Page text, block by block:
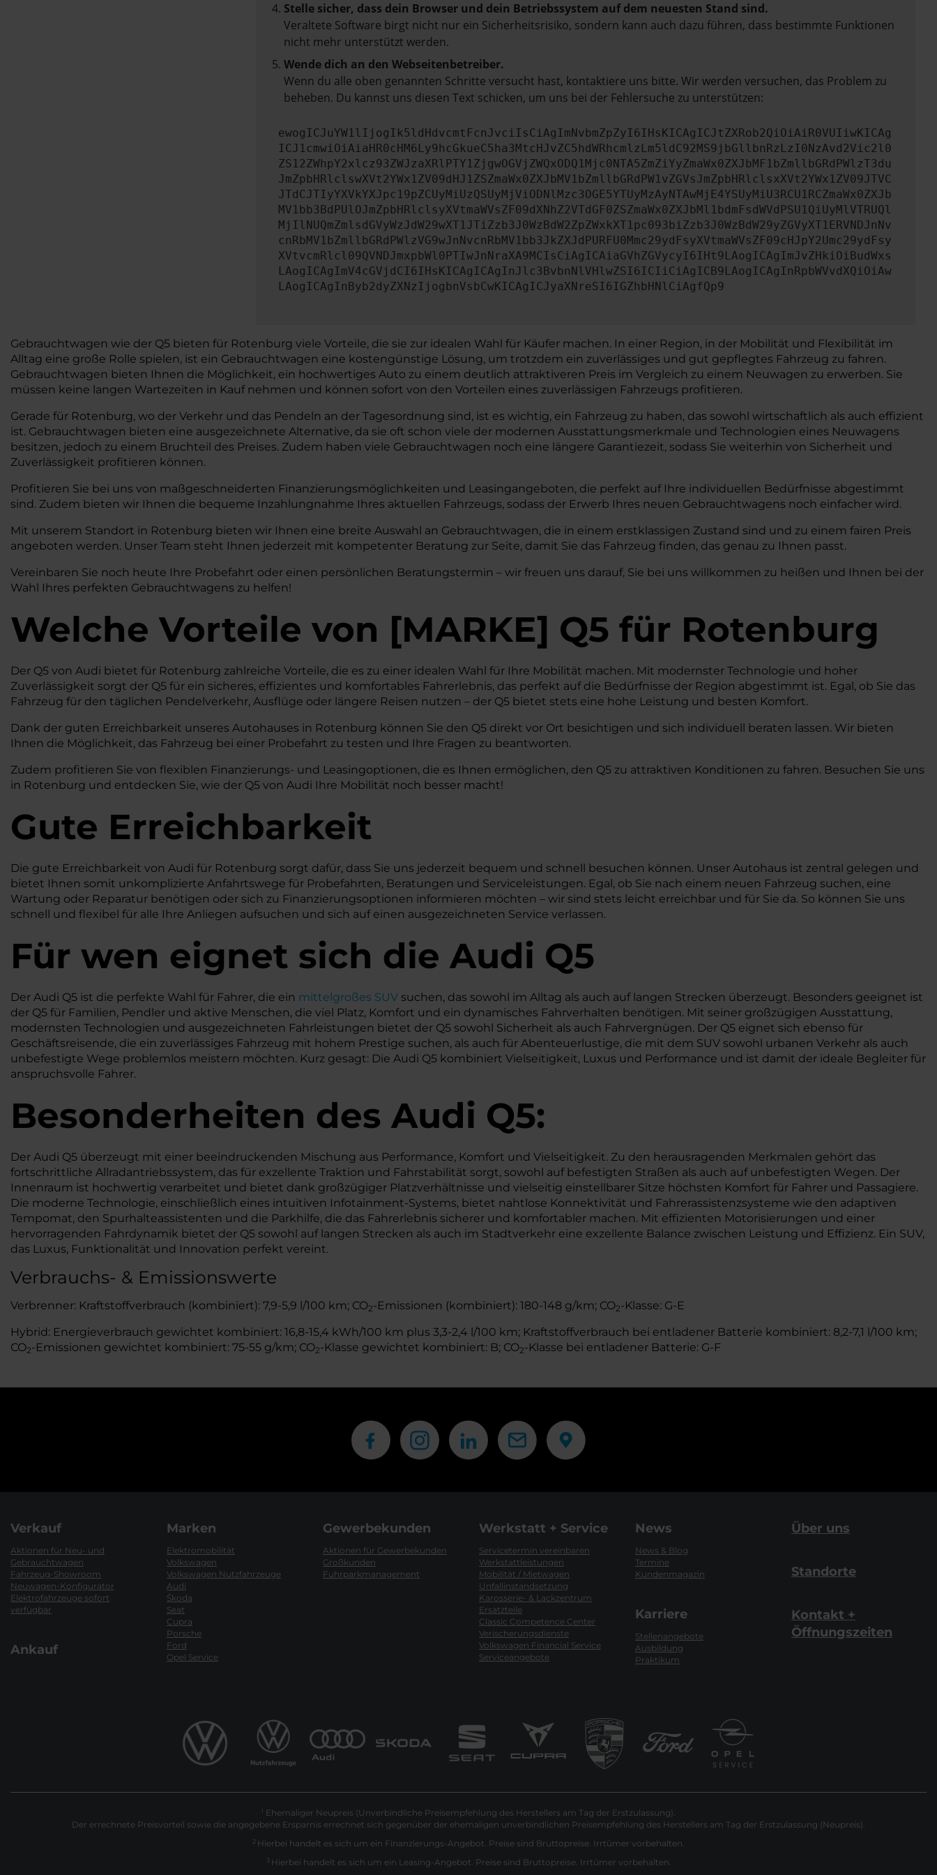
Stelle sicher, dass dein Browser und dein Betriebssystem auf dem neuesten Stand sind.
Veraltete Software birgt nicht nur ein Sicherheitsrisiko, sondern kann auch dazu führen, dass bestimmte Funktionen
nicht mehr unterstützt werden.
Wende dich an den Webseitenbetreiber.
Wenn du alle oben genannten Schritte versucht hast, kontaktiere uns bitte. Wir werden versuchen, das Problem zu
beheben. Du kannst uns diesen Text schicken, um uns bei der Fehlersuche zu unterstützen:
ewogICJuYW1lIjogIk5ldHdvcmtFcnJvciIsCiAgImNvbmZpZyI6IHsKICAgICJtZXRob2QiOiAiR0VUIiwKICAg
ICJ1cmwiOiAiaHR0cHM6Ly9hcGkueC5ha3MtcHJvZC5hdWRhcmlzLm5ldC92MS9jbGllbnRzLzI0NzAvd2Vic2l0
ZS12ZWhpY2xlcz93ZWJzaXRlPTY1ZjgwOGVjZWQxODQ1Mjc0NTA5ZmZiYyZmaWx0ZXJbMF1bZmllbGRdPWlzT3du
JmZpbHRlclswXVt2YWx1ZV09dHJ1ZSZmaWx0ZXJbMV1bZmllbGRdPW1vZGVsJmZpbHRlclsxXVt2YWx1ZV09JTVC
JTdCJTIyYXVkYXJpc19pZCUyMiUzQSUyMjViODNlMzc3OGE5YTUyMzAyNTAwMjE4YSUyMiU3RCU1RCZmaWx0ZXJb
MV1bb3BdPUlOJmZpbHRlclsyXVtmaWVsZF09dXNhZ2VTdGF0ZSZmaWx0ZXJbMl1bdmFsdWVdPSU1QiUyMlVTRUQl
MjIlNUQmZmlsdGVyWzJdW29wXT1JTiZzb3J0WzBdW2ZpZWxkXT1pc093biZzb3J0WzBdW29yZGVyXT1ERVNDJnNv
cnRbMV1bZmllbGRdPWlzVG9wJnNvcnRbMV1bb3JkZXJdPURFU0Mmc29ydFsyXVtmaWVsZF09cHJpY2Umc29ydFsy
XVtvcmRlcl09QVNDJmxpbWl0PTIwJnNraXA9MCIsCiAgICAiaGVhZGVycyI6IHt9LAogICAgImJvZHkiOiBudWxs
LAogICAgImV4cGVjdCI6IHsKICAgICAgInJlc3BvbnNlVHlwZSI6ICIiCiAgICB9LAogICAgInRpbWVvdXQiOiAw
LAogICAgInByb2dyZXNzIjogbnVsbCwKICAgICJyaXNreSI6IGZhbHNlCiAgfQp9
Gebrauchtwagen wie der Q5 bieten für Rotenburg viele Vorteile, die sie zur idealen Wahl für Käufer machen. In einer Region, in der Mobilität und Flexibilität im
Alltag eine große Rolle spielen, ist ein Gebrauchtwagen eine kostengünstige Lösung, um trotzdem ein zuverlässiges und gut gepflegtes Fahrzeug zu fahren.
Gebrauchtwagen bieten Ihnen die Möglichkeit, ein hochwertiges Auto zu einem deutlich attraktiveren Preis im Vergleich zu einem Neuwagen zu erwerben. Sie
müssen keine langen Wartezeiten in Kauf nehmen und können sofort von den Vorteilen eines zuverlässigen Fahrzeugs profitieren.
Gerade für Rotenburg, wo der Verkehr und das Pendeln an der Tagesordnung sind, ist es wichtig, ein Fahrzeug zu haben, das sowohl wirtschaftlich als auch effizient
ist. Gebrauchtwagen bieten eine ausgezeichnete Alternative, da sie oft schon viele der modernen Ausstattungsmerkmale und Technologien eines Neuwagens
besitzen, jedoch zu einem Bruchteil des Preises. Zudem haben viele Gebrauchtwagen noch eine längere Garantiezeit, sodass Sie weiterhin von Sicherheit und
Zuverlässigkeit profitieren können.
Profitieren Sie bei uns von maßgeschneiderten Finanzierungsmöglichkeiten und Leasingangeboten, die perfekt auf Ihre individuellen Bedürfnisse abgestimmt
sind. Zudem bieten wir Ihnen die bequeme Inzahlungnahme Ihres aktuellen Fahrzeugs, sodass der Erwerb Ihres neuen Gebrauchtwagens noch einfacher wird.
Mit unserem Standort in Rotenburg bieten wir Ihnen eine breite Auswahl an Gebrauchtwagen, die in einem erstklassigen Zustand sind und zu einem fairen Preis
angeboten werden. Unser Team steht Ihnen jederzeit mit kompetenter Beratung zur Seite, damit Sie das Fahrzeug finden, das genau zu Ihnen passt.
Vereinbaren Sie noch heute Ihre Probefahrt oder einen persönlichen Beratungstermin – wir freuen uns darauf, Sie bei uns willkommen zu heißen und Ihnen bei der
Wahl Ihres perfekten Gebrauchtwagens zu helfen!
Welche Vorteile von [MARKE] Q5 für Rotenburg
Der Q5 von Audi bietet für Rotenburg zahlreiche Vorteile, die es zu einer idealen Wahl für Ihre Mobilität machen. Mit modernster Technologie und hoher
Zuverlässigkeit sorgt der Q5 für ein sicheres, effizientes und komfortables Fahrerlebnis, das perfekt auf die Bedürfnisse der Region abgestimmt ist. Egal, ob Sie das
Fahrzeug für den täglichen Pendelverkehr, Ausflüge oder längere Reisen nutzen – der Q5 bietet stets eine hohe Leistung und besten Komfort.
Dank der guten Erreichbarkeit unseres Autohauses in Rotenburg können Sie den Q5 direkt vor Ort besichtigen und sich individuell beraten lassen. Wir bieten
Ihnen die Möglichkeit, das Fahrzeug bei einer Probefahrt zu testen und Ihre Fragen zu beantworten.
Zudem profitieren Sie von flexiblen Finanzierungs- und Leasingoptionen, die es Ihnen ermöglichen, den Q5 zu attraktiven Konditionen zu fahren. Besuchen Sie uns
in Rotenburg und entdecken Sie, wie der Q5 von Audi Ihre Mobilität noch besser macht!
Gute Erreichbarkeit
Die gute Erreichbarkeit von Audi für Rotenburg sorgt dafür, dass Sie uns jederzeit bequem und schnell besuchen können. Unser Autohaus ist zentral gelegen und
bietet Ihnen somit unkomplizierte Anfahrtswege für Probefahrten, Beratungen und Serviceleistungen. Egal, ob Sie nach einem neuen Fahrzeug suchen, eine
Wartung oder Reparatur benötigen oder sich zu Finanzierungsoptionen informieren möchten – wir sind stets leicht erreichbar und für Sie da. So können Sie uns
schnell und flexibel für alle Ihre Anliegen aufsuchen und sich auf einen ausgezeichneten Service verlassen.
Für wen eignet sich die Audi Q5
Der Audi Q5 ist die perfekte Wahl für Fahrer, die ein mittelgroßes SUV suchen, das sowohl im Alltag als auch auf langen Strecken überzeugt. Besonders geeignet ist
der Q5 für Familien, Pendler und aktive Menschen, die viel Platz, Komfort und ein dynamisches Fahrverhalten benötigen. Mit seiner großzügigen Ausstattung,
modernsten Technologien und ausgezeichneten Fahrleistungen bietet der Q5 sowohl Sicherheit als auch Fahrvergnügen. Der Q5 eignet sich ebenso für
Geschäftsreisende, die ein zuverlässiges Fahrzeug mit hohem Prestige suchen, als auch für Abenteuerlustige, die mit dem SUV sowohl urbanen Verkehr als auch
unbefestigte Wege problemlos meistern möchten. Kurz gesagt: Die Audi Q5 kombiniert Vielseitigkeit, Luxus und Performance und ist damit der ideale Begleiter für
anspruchsvolle Fahrer.
Besonderheiten des Audi Q5:
Der Audi Q5 überzeugt mit einer beeindruckenden Mischung aus Performance, Komfort und Vielseitigkeit. Zu den herausragenden Merkmalen gehört das
fortschrittliche Allradantriebssystem, das für exzellente Traktion und Fahrstabilität sorgt, sowohl auf befestigten Straßen als auch auf unbefestigten Wegen. Der
Innenraum ist hochwertig verarbeitet und bietet dank großzügiger Platzverhältnisse und vielseitig einstellbarer Sitze höchsten Komfort für Fahrer und Passagiere.
Die moderne Technologie, einschließlich eines intuitiven Infotainment-Systems, bietet nahtlose Konnektivität und Fahrerassistenzsysteme wie den adaptiven
Tempomat, den Spurhalteassistenten und die Parkhilfe, die das Fahrerlebnis sicherer und komfortabler machen. Mit effizienten Motorisierungen und einer
hervorragenden Fahrdynamik bietet der Q5 sowohl auf langen Strecken als auch im Stadtverkehr eine exzellente Balance zwischen Leistung und Effizienz. Ein SUV,
das Luxus, Funktionalität und Innovation perfekt vereint.
Verbrauchs- & Emissionswerte
Verbrenner: Kraftstoffverbrauch (kombiniert): 7,9-5,9 l/100 km; CO2-Emissionen (kombiniert): 180-148 g/km; CO2-Klasse: G-E
Hybrid: Energieverbrauch gewichtet kombiniert: 16,8-15,4 kWh/100 km plus 3,3-2,4 l/100 km; Kraftstoffverbrauch bei entladener Batterie kombiniert: 8,2-7,1 l/100 km;
CO2-Emissionen gewichtet kombiniert: 75-55 g/km; CO2-Klasse gewichtet kombiniert: B; CO2-Klasse bei entladener Batterie: G-F
Verkauf
Aktionen für Neu- und
Gebrauchtwagen
Fahrzeug-Showroom
Neuwagen-Konfigurator
Elektrofahrzeuge sofort
verfügbar
Ankauf
Marken
Elektromobilität
Volkswagen
Volkswagen Nutzfahrzeuge
Audi
Škoda
Seat
Cupra
Porsche
Ford
Opel Service
Gewerbekunden
Aktionen für Gewerbekunden
Großkunden
Fuhrparkmanagement
Werkstatt + Service
Servicetermin vereinbaren
Werkstattleistungen
Mobilität / Mietwagen
Unfallinstandsetzung
Karosserie- & Lackzentrum
Ersatzteile
Classic Competence Center
Verischerungsdienste
Volkswagen Financial Service
Serviceangebote
News
News & Blog
Termine
Kundenmagazin
Karriere
Stellenangebote
Ausbildung
Praktikum
Über uns
Standorte
Kontakt +
Öffnungszeiten
1 Ehemaliger Neupreis (Unverbindliche Preisempfehlung des Herstellers am Tag der Erstzulassung).
Der errechnete Preisvorteil sowie die angegebene Ersparnis errechnet sich gegenüber der ehemaligen unverbindlichen Preisempfehlung des Herstellers am Tag der Erstzulassung (Neupreis).
2 Hierbei handelt es sich um ein Finanzierungs-Angebot. Preise sind Bruttopreise. Irrtümer vorbehalten.
3 Hierbei handelt es sich um ein Leasing-Angebot. Preise sind Bruttopreise. Irrtümer vorbehalten.